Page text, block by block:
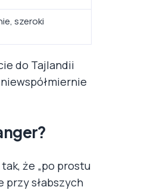
szeroki
do Tajlandii
że „po prostu
przy słabszych